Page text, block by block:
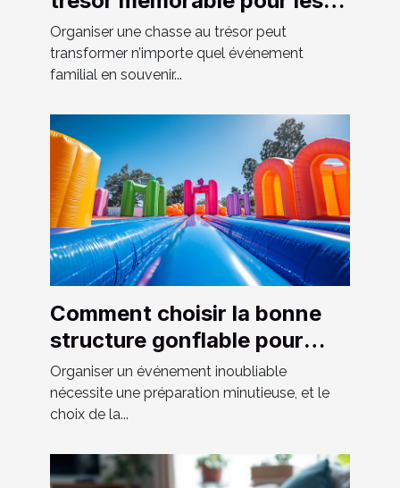
événements familiaux
Organiser une chasse au trésor peut
transformer n’importe quel événement
familial en souvenir...
Comment choisir la bonne
structure gonflable pour
votre événement
Organiser un événement inoubliable
nécessite une préparation minutieuse, et le
choix de la...